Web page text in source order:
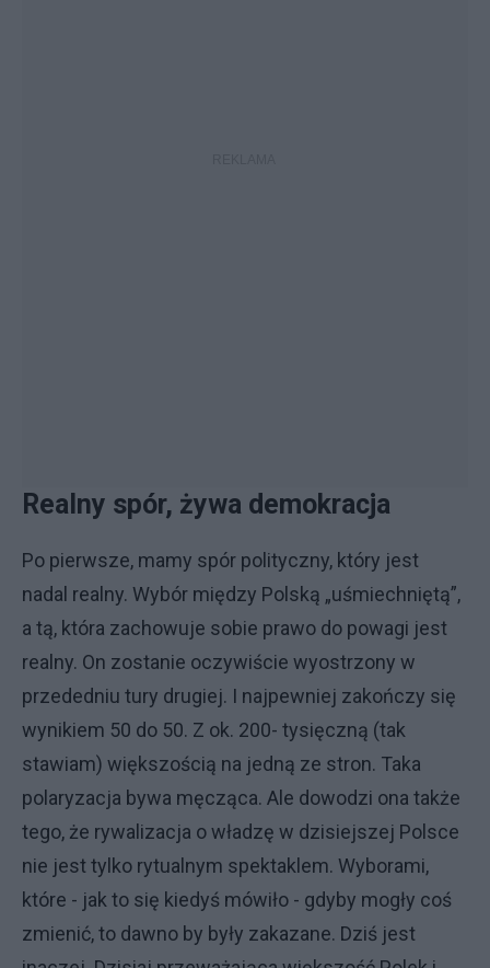
Realny spór, żywa demokracja
Po pierwsze, mamy spór polityczny, który jest
nadal realny. Wybór między Polską „uśmiechniętą”,
a tą, która zachowuje sobie prawo do powagi jest
realny. On zostanie oczywiście wyostrzony w
przededniu tury drugiej. I najpewniej zakończy się
wynikiem 50 do 50. Z ok. 200- tysięczną (tak
stawiam) większością na jedną ze stron. Taka
polaryzacja bywa męcząca. Ale dowodzi ona także
tego, że rywalizacja o władzę w dzisiejszej Polsce
nie jest tylko rytualnym spektaklem. Wyborami,
które - jak to się kiedyś mówiło - gdyby mogły coś
zmienić, to dawno by były zakazane. Dziś jest